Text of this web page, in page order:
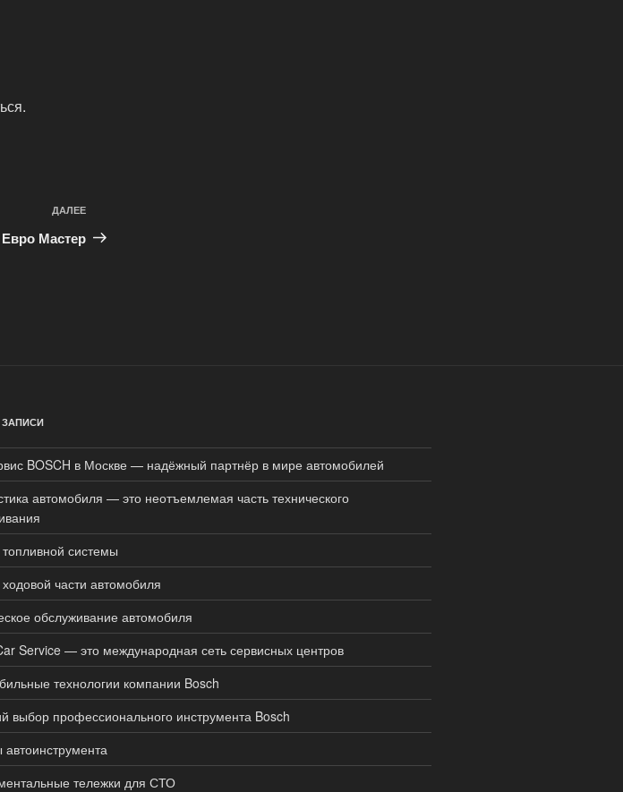
.
запись
ДАЛЕЕ
Мастер
BOSCH в Москве — надёжный партнёр в мире автомобилей
автомобиля — это неотъемлемая часть технического
системы
части автомобиля
обслуживание автомобиля
Service — это международная сеть сервисных центров
технологии компании Bosch
выбор профессионального инструмента Bosch
тележки для СТО